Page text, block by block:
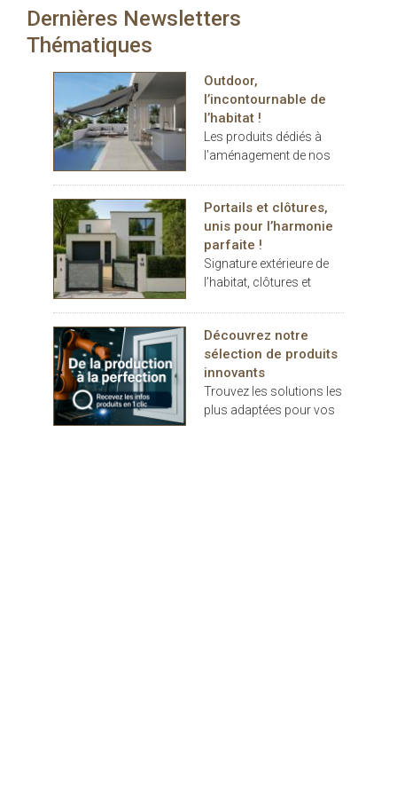
carport… les espaces
prolongements de
l’habitat. Dans ce
contexte, THERMOTOP®
s’impose comme un
partenaire clé pour
concevoir des espaces
de vie confortables,
esthétiques et durables,
dedans comme dehors.
Dernières Newsletters
Thématiques
Outdoor,
l’incontournable de
l’habitat !
Les produits dédiés à
l’aménagement de nos
des dernières années
comme des éléments
indispensables au
confort.
Portails et clôtures,
unis pour l’harmonie
parfaite !
Signature extérieure de
l’habitat, clôtures et
décoratifs, rivalisent
d’inspiration
Découvrez notre
sélection de produits
innovants
Trouvez les solutions les
plus adaptées pour vos